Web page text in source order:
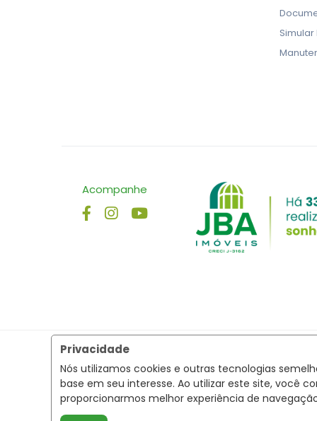
Privacidade
Nós utilizamos cookies e outras tecnologias
base em seu interesse. Ao utilizar este site, você
proporcionarmos melhor experiência de
Acompanhe